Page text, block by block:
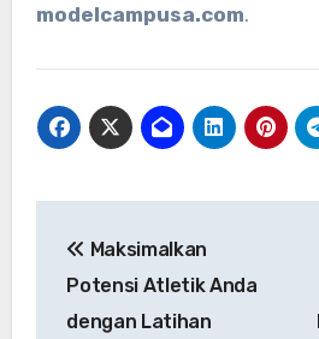
modelcampusa.com.
pos
Maksimalkan
Potensi Atletik Anda
dengan Latihan